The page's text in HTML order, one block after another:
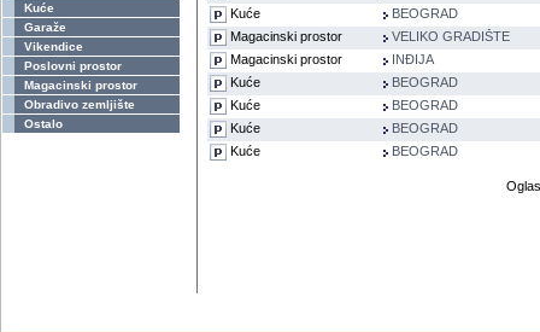
Kuće
Garaže
Vikendice
Poslovni prostor
Magacinski prostor
Obradivo zemljište
Ostalo
Kuće
BEOGRAD
Magacinski prostor
VELIKO GRADIŠTE
Magacinski prostor
INĐIJA
Kuće
BEOGRAD
Kuće
BEOGRAD
Kuće
BEOGRAD
Kuće
BEOGRAD